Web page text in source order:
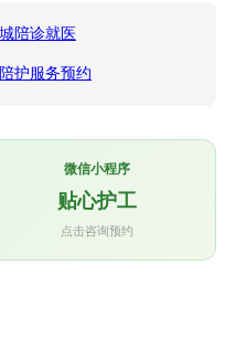
陪诊就医
护服务预约
微信小程序
贴心护工
点击咨询预约